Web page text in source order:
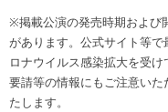
※掲載公演の発売時期および
があります。公式サイト等
ロナウイルス感染拡大を受
要請等の情報にもご注意い
たします。